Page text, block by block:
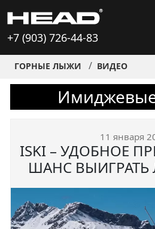
+7 (903) 726-44-83
ГОРНЫЕ ЛЫЖИ ВИДЕО
11 января
ISKI – УДОБНОЕ
ШАНС ВЫИГРАТЬ